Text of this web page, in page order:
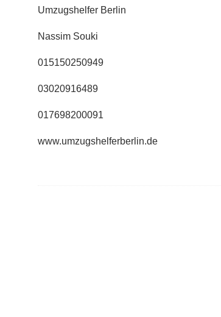
Umzugshelfer Berlin
Nassim Souki
015150250949
03020916489
017698200091
www.umzugshelferberlin.de